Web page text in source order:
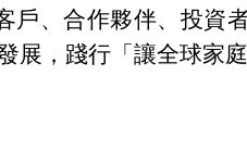
戶、合作夥伴、投資
展，踐行「讓全球家